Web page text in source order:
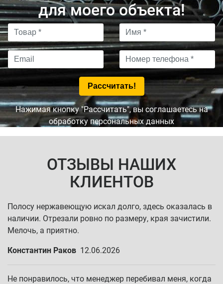
для моего объекта!
Нажимая кнопку "Рассчитать", вы соглашаетесь на
обработку персональных данных
ОТЗЫВЫ НАШИХ
КЛИЕНТОВ
Полосу нержавеющую искал долго, здесь оказалась в
наличии. Отрезали ровно по размеру, края зачистили.
Мелочь, а приятно.
Константин Раков 12.06.2026
Не понравилось, что менеджер перебивал меня, когда